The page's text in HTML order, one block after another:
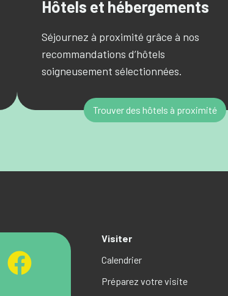
Hôtels et hébergements
Séjournez à proximité grâce à nos
recommandations d’hôtels
soigneusement sélectionnées.
Trouver des hôtels à proximité
Visiter
Calendrier
Préparez votre visite